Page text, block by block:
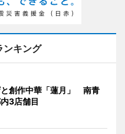
ンキング
創作中華「蓮月」 南青
3店舗目